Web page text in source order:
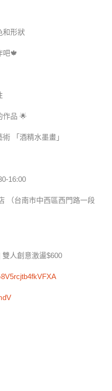
和形狀
吧🍁
作品 🌟
「酒精水墨畫」
16:00
（台南市中西區西門路一段
人創意激盪$600